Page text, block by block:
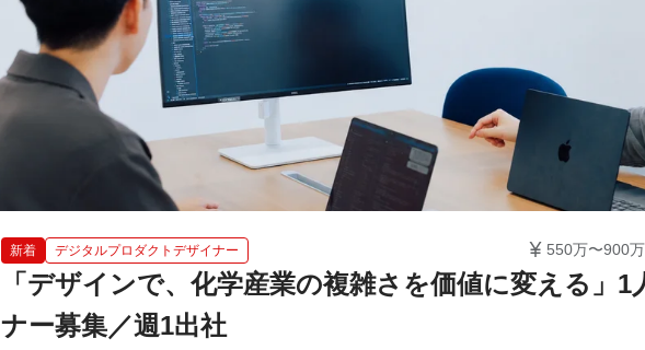
新着 デジタルプロダクトデザイナー  550万〜900万
「デザインで、化学産業の複雑さを価値に変える」
ナー募集／週1出社